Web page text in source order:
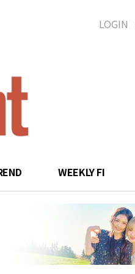
WEEKLY FI
LOGIN